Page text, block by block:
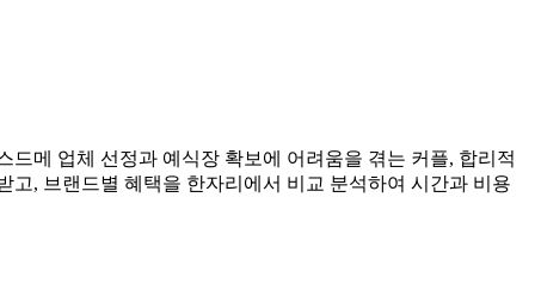
메 업체 선정과 예식장 확보에 어려움을 겪는 커플, 합리적
, 브랜드별 혜택을 한자리에서 비교 분석하여 시간과 비용